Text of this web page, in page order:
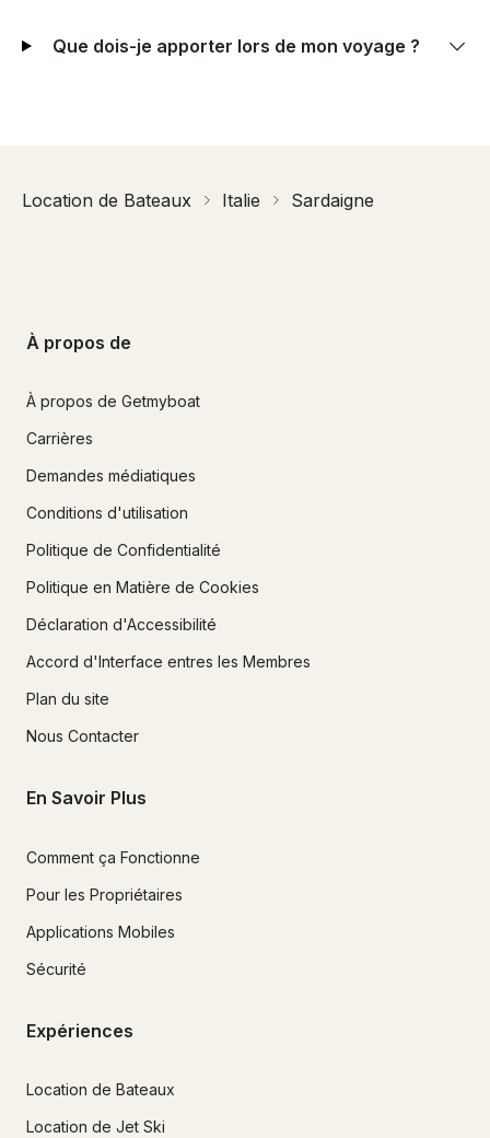
Que dois-je apporter lors de mon voyage ?
Location de Bateaux Italie Sardaigne
À propos de
À propos de Getmyboat
Carrières
Demandes médiatiques
Conditions d'utilisation
Politique de Confidentialité
Politique en Matière de Cookies
Déclaration d'Accessibilité
Accord d'Interface entres les Membres
Plan du site
Nous Contacter
En Savoir Plus
Comment ça Fonctionne
Pour les Propriétaires
Applications Mobiles
Sécurité
Expériences
Location de Bateaux
Location de Jet Ski